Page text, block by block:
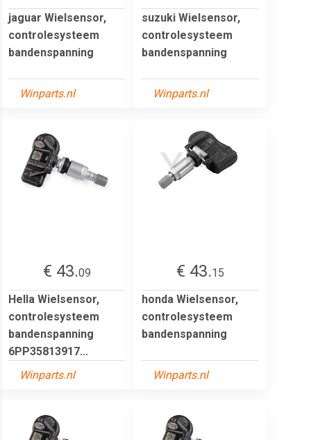
jaguar Wielsensor,
controlesysteem
bandenspanning
Winparts.nl
suzuki Wielsensor,
controlesysteem
bandenspanning
Winparts.nl
€ 43.09
Hella Wielsensor,
controlesysteem
bandenspanning
6PP35813917...
Winparts.nl
€ 43.15
honda Wielsensor,
controlesysteem
bandenspanning
Winparts.nl